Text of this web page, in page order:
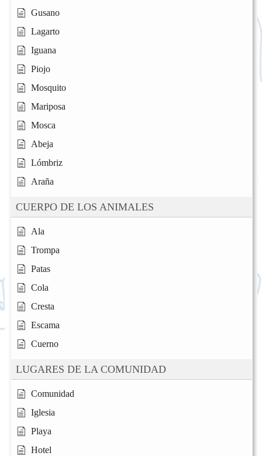
Gusano
Lagarto
Iguana
Piojo
Mosquito
Mariposa
Mosca
Abeja
Lómbriz
Araña
CUERPO DE LOS ANIMALES
Ala
Trompa
Patas
Cola
Cresta
Escama
Cuerno
LUGARES DE LA COMUNIDAD
Comunidad
Iglesia
Playa
Hotel